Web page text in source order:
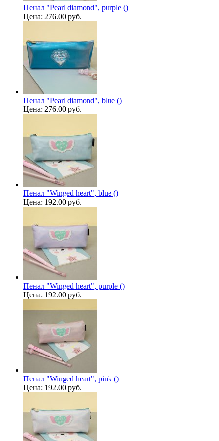
Пенал "Pearl diamond", purple ()
Цена: 276.00 руб.
Пенал "Pearl diamond", blue ()
Цена: 276.00 руб.
Пенал "Winged heart", blue ()
Цена: 192.00 руб.
Пенал "Winged heart", purple ()
Цена: 192.00 руб.
Пенал "Winged heart", pink ()
Цена: 192.00 руб.